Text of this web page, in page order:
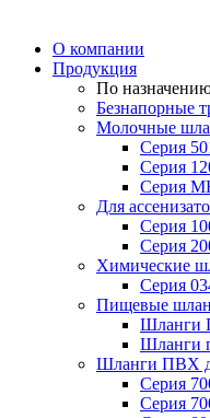
О компании
Продукция
По
Безнапорные
Молочные
Серия
Серия
Серия
Для
Серия
Серия
Химические
Серия
Пищевые
Шланги
Шланги
Шланги ПВХ
Серия
Серия